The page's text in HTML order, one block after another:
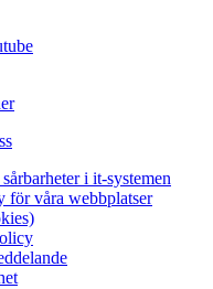
i it-systemen
för våra webbplatser